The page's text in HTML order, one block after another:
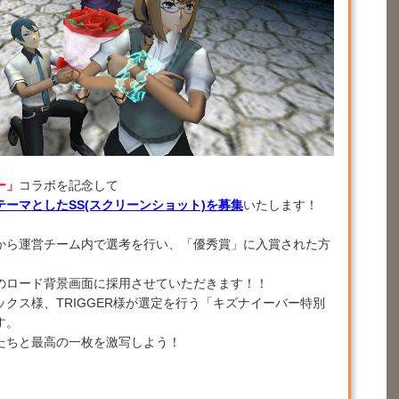
コラボを記念して
ーマとしたSS(スクリーンショット)を募集いたします！
ら運営チーム内で選考を行い、「優秀賞」に入賞された方
ード背景画面に採用させていただきます！！
クス様、TRIGGER様が選定を行う「キズナイーバー特別
と最高の一枚を激写しよう！